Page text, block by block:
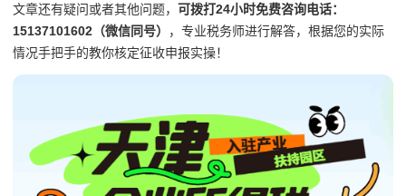
文章还有疑问或者其他问题， 可拨打24小时免费咨询电话：
15137101602（微信同号）
，专业税务师进行解答，根据您的实际
情况手把手的教你核定征收申报实操！